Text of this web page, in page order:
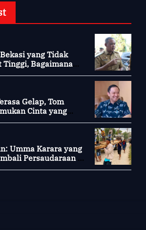
yang Tidak
Tinggi, Bagaimana
Gelap, Tom
Cinta yang
Umma Karara yang
Persaudaraan di